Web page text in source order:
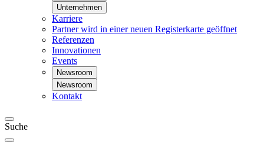
Unternehmen
Karriere
Partnerwird in einer neuen Registerkarte geöffnet
Referenzen
Innovationen
Events
Newsroom
Newsroom
Kontakt
Suche